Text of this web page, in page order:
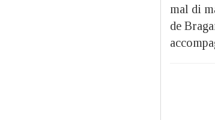
mal di
de